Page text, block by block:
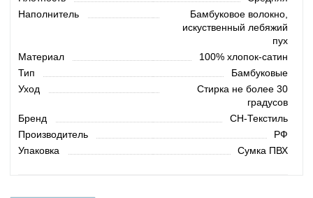
Наполнитель
Бамбуковое волокно,
искуственный лебяжий
пух
Материал
100% хлопок-сатин
Тип
Бамбуковые
Уход
Стирка не более 30
градусов
Бренд
СН-Текстиль
Производитель
РФ
Упаковка
Сумка ПВХ